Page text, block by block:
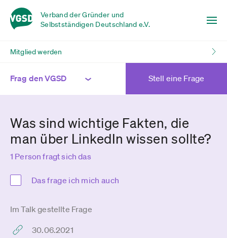
Verband der Gründer und
Selbstständigen Deutschland e.V.
Mitglied werden
Frag den VGSD Stell eine Frage
Was sind wichtige Fakten, die
man über LinkedIn wissen sollte?
1 Person fragt sich das
Das frage ich mich auch
Im Talk gestellte Frage
30.06.2021